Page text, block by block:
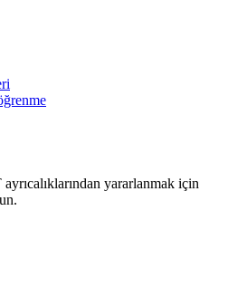
yararlanmak için